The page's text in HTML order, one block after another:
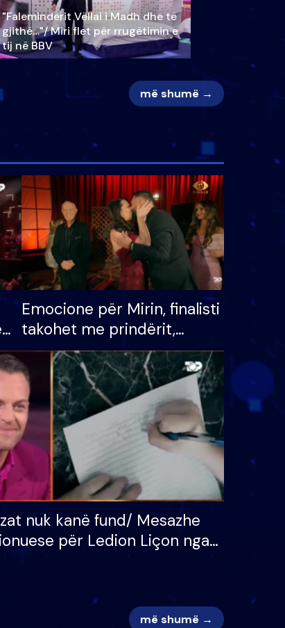
"Faleminderit Vëllai i Madh dhe të
gjithë…"/ Miri flet për rrugëtimin e
tij në BBV
më shumë →
Emocione për Mirin, finalisti
takohet me prindërit,
vajzën dhe bashkëshorten:
S’kemi ndonjë letër divorci
apo jo?
nuk kanë fund/ Mesazhe
për Ledion Liçon nga
dhe fëmijët e tij, moderatori
më shumë →